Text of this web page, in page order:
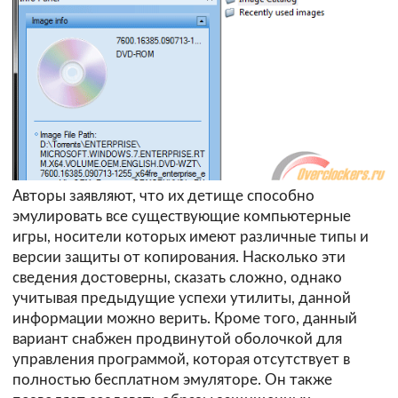
Авторы заявляют, что их детище способно
эмулировать все существующие компьютерные
игры, носители которых имеют различные типы и
версии защиты от копирования. Насколько эти
сведения достоверны, сказать сложно, однако
учитывая предыдущие успехи утилиты, данной
информации можно верить. Кроме того, данный
вариант снабжен продвинутой оболочкой для
управления программой, которая отсутствует в
полностью бесплатном эмуляторе. Он также